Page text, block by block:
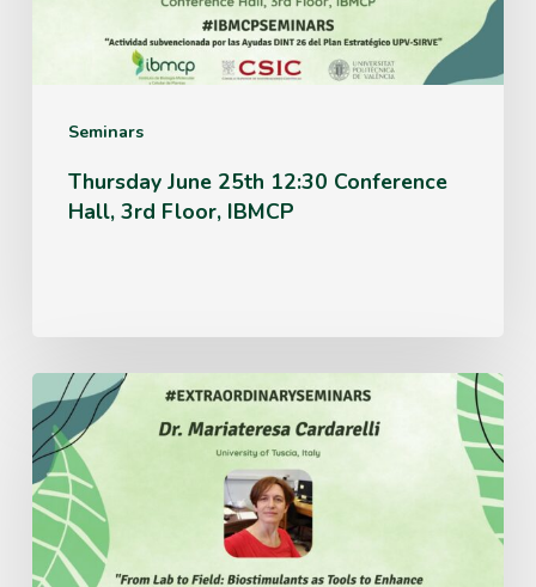
Seminars
IBMCP
Thursday June 25th 12:30 Conference
Hall, 3rd Floor, IBMCP
Monday
June
15th
12:30
Conference